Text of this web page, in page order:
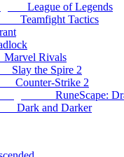
League of Legends
Teamfight Tactics
Marvel Rivals
Slay the Spire 2
Counter-Strike 2
RuneScape:
Dark and Darker